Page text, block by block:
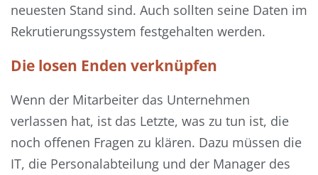
neuesten Stand sind. Auch sollten seine Daten im
Rekrutierungssystem festgehalten werden.
Die losen Enden verknüpfen
Wenn der Mitarbeiter das Unternehmen
verlassen hat, ist das Letzte, was zu tun ist, die
noch offenen Fragen zu klären. Dazu müssen die
IT, die Personalabteilung und der Manager des